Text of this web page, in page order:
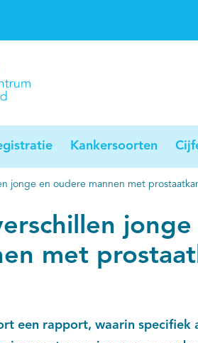
Kankersoorten
jonge en oudere mannen met
jonge
met
een rapport, waarin specifiek